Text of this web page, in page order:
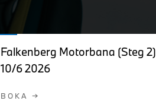
Falkenberg Motorbana (Steg 2)
10/6 2026
BOKA →